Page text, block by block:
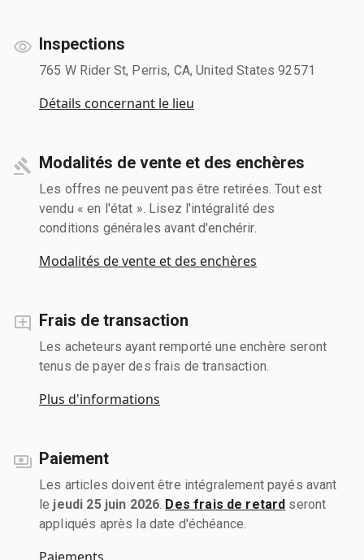
Inspections
765 W Rider St, Perris, CA, United States 92571
Détails concernant le lieu
Modalités de vente et des enchères
Les offres ne peuvent pas être retirées. Tout est
vendu « en l'état ». Lisez l'intégralité des
conditions générales avant d'enchérir.
Modalités de vente et des enchères
Frais de transaction
Les acheteurs ayant remporté une enchère seront
tenus de payer des frais de transaction.
Plus d'informations
Paiement
Les articles doivent être intégralement payés avant
le jeudi 25 juin 2026 Des frais de retard seront
appliqués après la date d'échéance.